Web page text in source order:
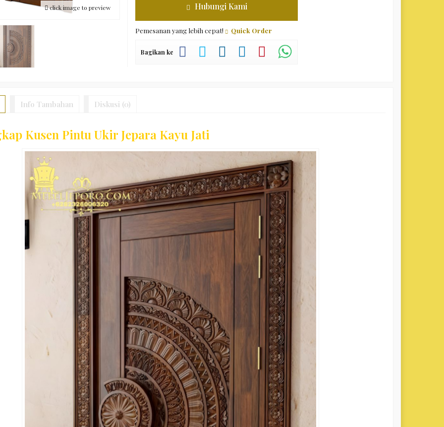
click image to preview Hubungi Kami
Pemesanan yang lebih cepat! Quick Order
Bagikan ke
Info Tambahan Diskusi (0)
Kusen Pintu Ukir Jepara Kayu Jati